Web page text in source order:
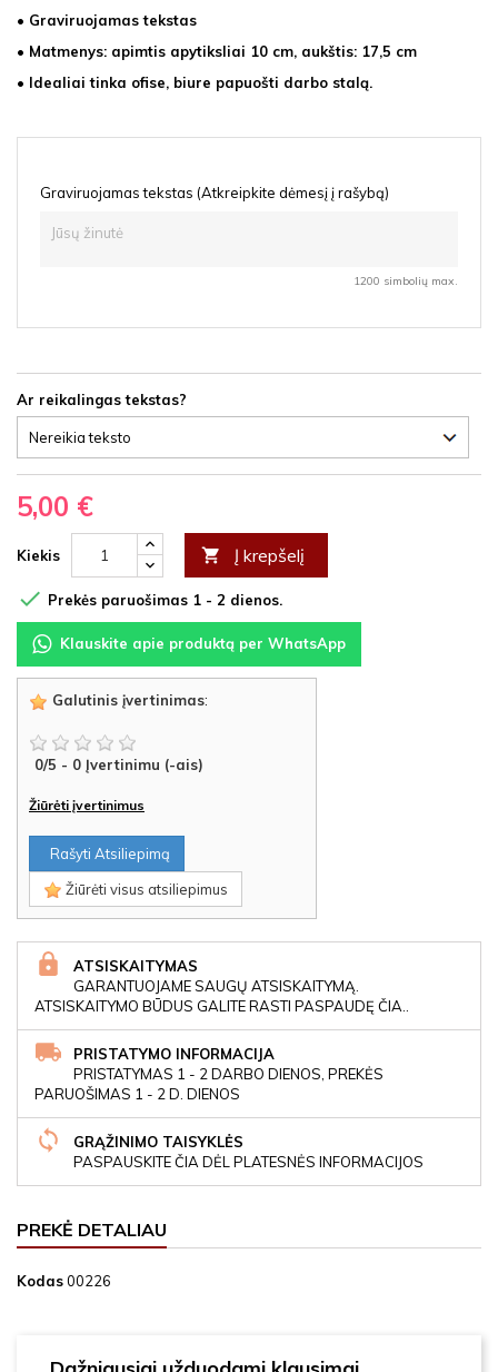
• Graviruojamas tekstas
• Matmenys: apimtis apytiksliai 10 cm, aukštis: 17,5 cm
• Idealiai tinka ofise, biure papuošti darbo stalą.
Graviruojamas tekstas (Atkreipkite dėmesį į rašybą)
1200 simbolių max.
Ar reikalingas tekstas?
5,00 €
Kiekis  Į krepšelį
 Prekės paruošimas 1 - 2 dienos.
Klauskite apie produktą per WhatsApp
Galutinis įvertinimas:
0/5 - 0 Įvertinimu (-ais)
Žiūrėti įvertinimus
Rašyti Atsiliepimą
Žiūrėti visus atsiliepimus
ATSISKAITYMAS
GARANTUOJAME SAUGŲ ATSISKAITYMĄ.
ATSISKAITYMO BŪDUS GALITE RASTI PASPAUDĘ ČIA..
PRISTATYMO INFORMACIJA
PRISTATYMAS 1 - 2 DARBO DIENOS, PREKĖS
PARUOŠIMAS 1 - 2 D. DIENOS
GRĄŽINIMO TAISYKLĖS
PASPAUSKITE ČIA DĖL PLATESNĖS INFORMACIJOS
PREKĖ DETALIAU
Kodas00226